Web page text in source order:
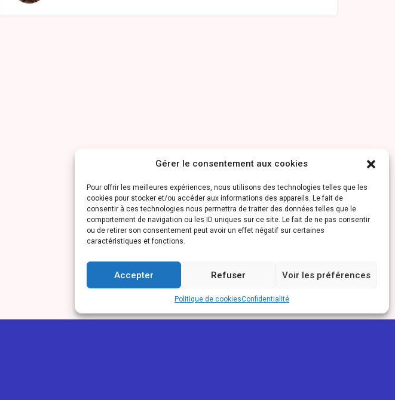
Gérer le consentement aux cookies
Pour offrir les meilleures expériences, nous utilisons des technologies telles que les
cookies pour stocker et/ou accéder aux informations des appareils. Le fait de
consentir à ces technologies nous permettra de traiter des données telles que le
comportement de navigation ou les ID uniques sur ce site. Le fait de ne pas consentir
ou de retirer son consentement peut avoir un effet négatif sur certaines
caractéristiques et fonctions.
Accepter Refuser Voir les préférences
Politique de cookiesConfidentialité